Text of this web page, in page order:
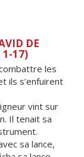
DE
1-17)
les
ils s’enfuirent
vint sur
Il tenait sa
sa lance,